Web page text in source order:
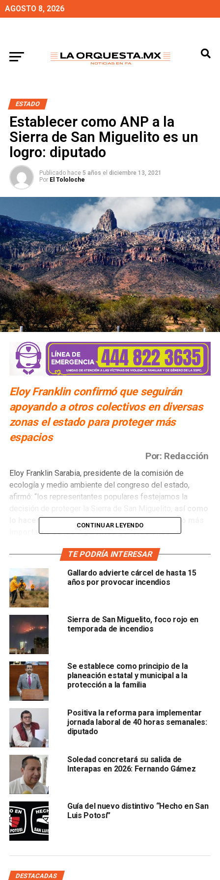
AGOSTO 8, 2026
ESTADO
Establecer como ANP a la
Sierra de San Miguelito es un
logro: diputado
Publicado hace 5 años el diciembre 13, 2021
Por El Tololoche
Eloy Franklin confirmó que seguirán
apoyando a otros colectivos en diversas
zonas el estado para proteger más
espacios
Por: Redacción
Eloy Franklin Sarabia, presidente de la comisión de
ecología y medio ambiente del congreso del estado,
afirmó: “los representantes populares festejamos la
lo hacen los colectivos porque es el patrimonio más
importante de las siguientes generaciones”.
El presidente de la comisión de ecología reconoció el
protegida a la Sierra de San Miguelito, además aseguró:
“platicamos con el activista Carlos Covarrubias, dedicado
a la defensa del medio ambiente y
es un gran logro para San Luis Potosí
Franklin Sarabia señaló que: “se pueden proteger muchas
áreas que ya alcanzan el grado de parque u otras
academia, el Colegio de San Luis, la UASLP, becarios,
colaboradores y organizaciones civiles sobre el
tema”.
algunas impugnaciones de las empresas inmobiliarias, es
un estira y afloja desde hace 15 años pero cada vez les
quedan menos recursos,
intentos de la pasada administración de Xavier Nava
para hacer cambios en el uso del suelo”.
CONTINUAR LEYENDO
TE PODRÍA INTERESAR
Gallardo advierte cárcel de hasta 15
años por provocar incendios
Sierra de San Miguelito, foco rojo en
temporada de incendios
Se establece como principio de la
planeación estatal y municipal a la
protección a la familia
Positiva la reforma para implementar
jornada laboral de 40 horas semanales:
diputado
Soledad concretará su salida de
Interapas en 2026: Fernando Gámez
Guía del nuevo distintivo “Hecho en San
Luis Potosí”
DESTACADAS